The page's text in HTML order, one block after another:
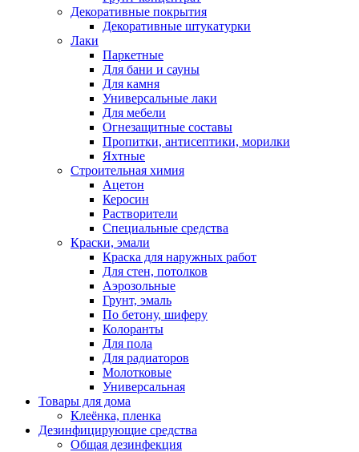
Декоративные покрытия
Декоративные штукатурки
Лаки
Паркетные
Для бани и сауны
Для камня
Универсальные лаки
Для мебели
Огнезащитные составы
Пропитки, антисептики, морилки
Яхтные
Строительная химия
Ацетон
Керосин
Растворители
Специальные средства
Краски, эмали
Краска для наружных работ
Для стен, потолков
Аэрозольные
Грунт, эмаль
По бетону, шиферу
Колоранты
Для пола
Для радиаторов
Молотковые
Универсальная
Товары для дома
Клеёнка, пленка
Дезинфицирующие средства
Общая дезинфекция